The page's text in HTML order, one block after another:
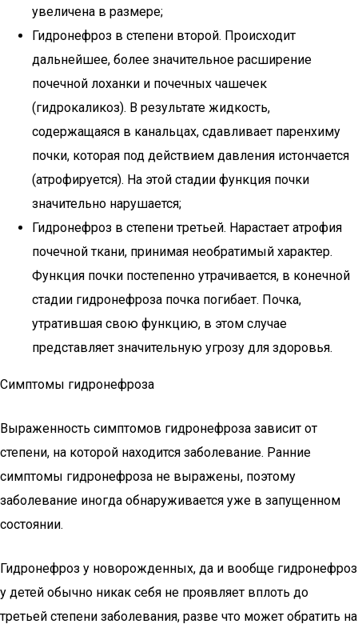
увеличена в размере;
Гидронефроз в степени второй. Происходит
дальнейшее, более значительное расширение
почечной лоханки и почечных чашечек
(гидрокаликоз). В результате жидкость,
содержащаяся в канальцах, сдавливает паренхиму
почки, которая под действием давления истончается
(атрофируется). На этой стадии функция почки
значительно нарушается;
Гидронефроз в степени третьей. Нарастает атрофия
почечной ткани, принимая необратимый характер.
Функция почки постепенно утрачивается, в конечной
стадии гидронефроза почка погибает. Почка,
утратившая свою функцию, в этом случае
представляет значительную угрозу для здоровья.
Симптомы гидронефроза
Выраженность симптомов гидронефроза зависит от
степени, на которой находится заболевание. Ранние
симптомы гидронефроза не выражены, поэтому
заболевание иногда обнаруживается уже в запущенном
состоянии.
Гидронефроз у новорожденных, да и вообще гидронефроз
у детей обычно никак себя не проявляет вплоть до
третьей степени заболевания, разве что может обратить на